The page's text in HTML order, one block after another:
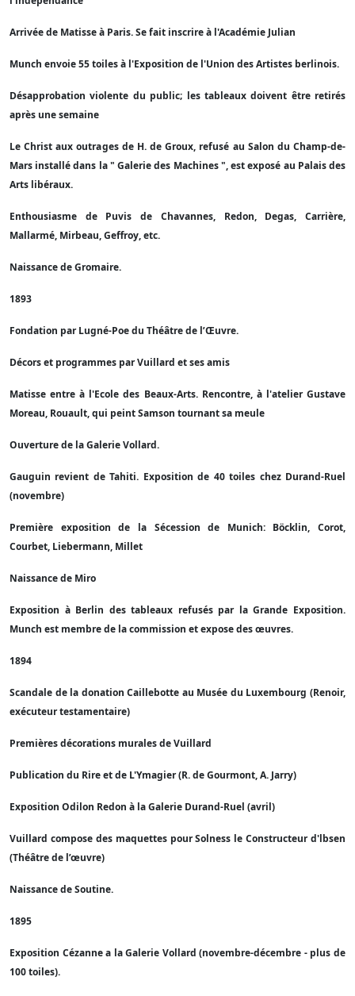
Arrivée de Matisse à Paris. Se fait inscrire à l'Académie Julian
Munch envoie 55 toiles à l'Exposition de l'Union des Artistes berlinois.
Désapprobation violente du public; les tableaux doivent être retirés
après une semaine
Le Christ aux outrages de H. de Groux, refusé au Salon du Champ-de-
Mars installé dans la " Galerie des Machines ", est exposé au Palais des
Arts libéraux.
Enthousiasme de Puvis de Chavannes, Redon, Degas, Carrière,
Mallarmé, Mirbeau, Geffroy, etc.
Naissance de Gromaire.
1893
Fondation par Lugné-Poe du Théâtre de l’Œuvre.
Décors et programmes par Vuillard et ses amis
Matisse entre à l'Ecole des Beaux-Arts. Rencontre, à l'atelier Gustave
Moreau, Rouault, qui peint Samson tournant sa meule
Ouverture de la Galerie Vollard.
Gauguin revient de Tahiti. Exposition de 40 toiles chez Durand-Ruel
(novembre)
Première exposition de la Sécession de Munich: Böcklin, Corot,
Courbet, Liebermann, Millet
Naissance de Miro
Exposition à Berlin des tableaux refusés par la Grande Exposition.
Munch est membre de la commission et expose des œuvres.
1894
Scandale de la donation Caillebotte au Musée du Luxembourg (Renoir,
exécuteur testamentaire)
Premières décorations murales de Vuillard
Publication du Rire et de L'Ymagier (R. de Gourmont, A. Jarry)
Exposition Odilon Redon à la Galerie Durand-Ruel (avril)
Vuillard compose des maquettes pour Solness le Constructeur d'lbsen
(Théâtre de l’œuvre)
Naissance de Soutine.
1895
Exposition Cézanne a la Galerie Vollard (novembre-décembre - plus de
100 toiles).